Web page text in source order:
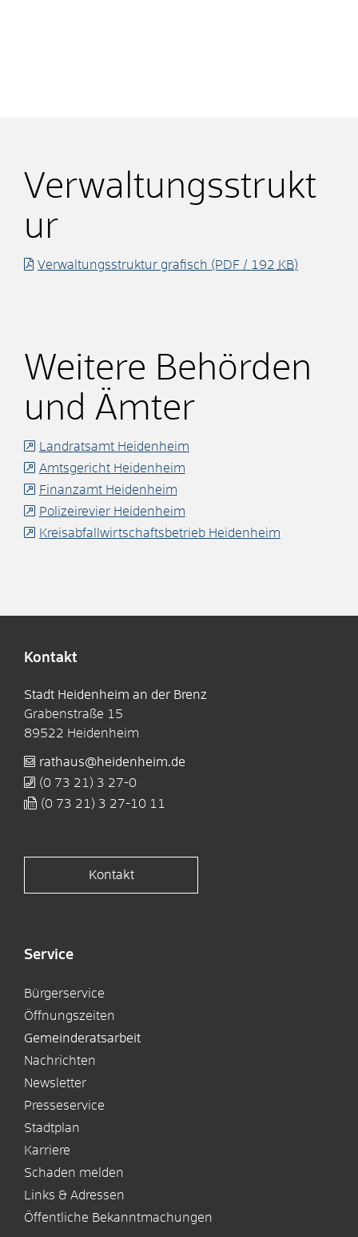
Verwaltungsstrukt
ur
Verwaltungsstruktur grafisch (PDF / 192 KB)
Weitere Behörden
und Ämter
Landratsamt Heidenheim
Amtsgericht Heidenheim
Finanzamt Heidenheim
Polizeirevier Heidenheim
Kreisabfallwirtschaftsbetrieb Heidenheim
Kontakt
Stadt Heidenheim an der Brenz
Grabenstraße 15
89522 Heidenheim
rathaus@heidenheim.de
(0 73 21) 3 27-0
(0 73 21) 3 27-10 11
Kontakt
Service
Bürgerservice
Öffnungszeiten
Gemeinderatsarbeit
Nachrichten
Newsletter
Presseservice
Stadtplan
Karriere
Schaden melden
Links & Adressen
Öffentliche Bekanntmachungen